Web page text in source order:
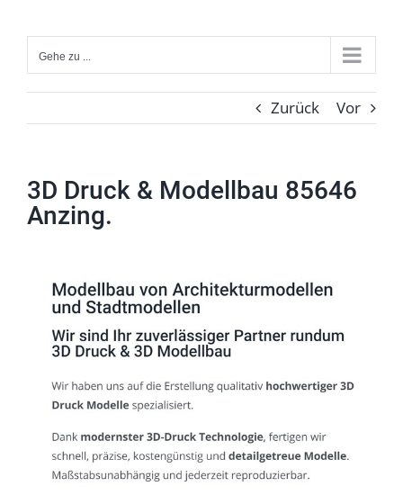
Inhalt
springenGehe zu ...
Zurück Vor
3D Druck & Modellbau 85646
Anzing.